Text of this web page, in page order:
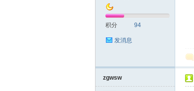
圳
积分 94
发消息
zgwsw